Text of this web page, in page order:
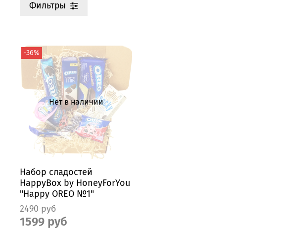
Фильтры
Нет в наличии
-36%
Набор сладостей
HappyBox by HoneyForYou
"Happy OREO №1"
2490 руб
1599 руб